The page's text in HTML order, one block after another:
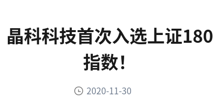
晶科科技首次入选上证180
指数！
2020-11-30